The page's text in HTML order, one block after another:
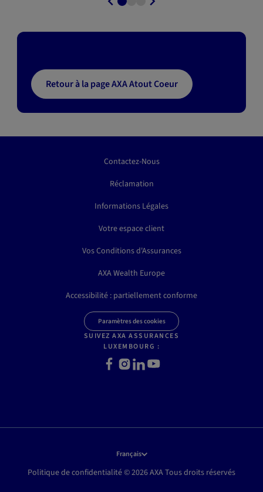
Retour à la page AXA Atout Coeur
Contactez-Nous
Réclamation
Informations Légales
Votre espace client
Vos Conditions d'Assurances
AXA Wealth Europe
Accessibilité : partiellement conforme
Paramètres des cookies
SUIVEZ AXA ASSURANCES
LUXEMBOURG :
Facebook
Instagram
LinkedInYoutube
Français
Politique de confidentialité © 2026 AXA Tous droits réservés